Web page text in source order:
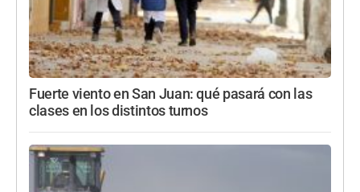
Fuerte viento en San Juan: qué pasará con las
clases en los distintos turnos